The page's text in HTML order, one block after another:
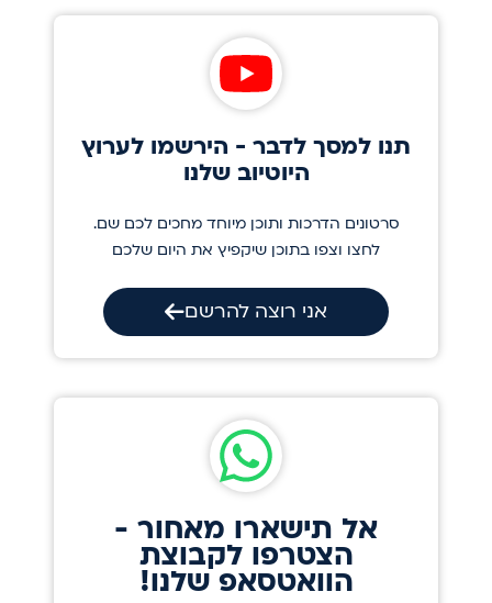
תנו למסך לדבר - הירשמו לערוץ
היוטיוב שלנו
סרטונים הדרכות ותוכן מיוחד מחכים לכם שם.
לחצו וצפו בתוכן שיקפיץ את היום שלכם
אני רוצה להרשם
אל תישארו מאחור -
הצטרפו לקבוצת
הוואטסאפ שלנו!